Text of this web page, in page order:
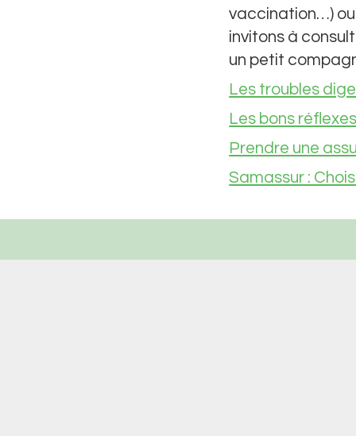
vaccination…) ou
invitons à
un petit
Les troubles
Les bons
Prendre une
Samassur :